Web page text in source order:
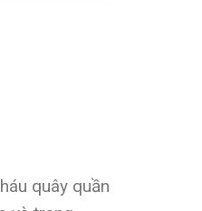
quây quần